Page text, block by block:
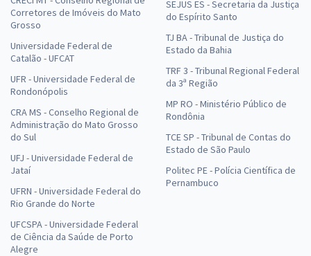
Corretores de Imóveis do Mato
Grosso
Universidade Federal de
Catalão - UFCAT
UFR - Universidade Federal de
Rondonópolis
CRA MS - Conselho Regional de
Administração do Mato Grosso
do Sul
UFJ - Universidade Federal de
Jataí
UFRN - Universidade Federal do
Rio Grande do Norte
UFCSPA - Universidade Federal
de Ciência da Saúde de Porto
Alegre
SEJUS ES - Secretaria da Justiça
do Espírito Santo
TJ BA - Tribunal de Justiça do
Estado da Bahia
TRF 3 - Tribunal Regional Federal
da 3ª Região
MP RO - Ministério Público de
Rondônia
TCE SP - Tribunal de Contas do
Estado de São Paulo
Politec PE - Polícia Científica de
Pernambuco